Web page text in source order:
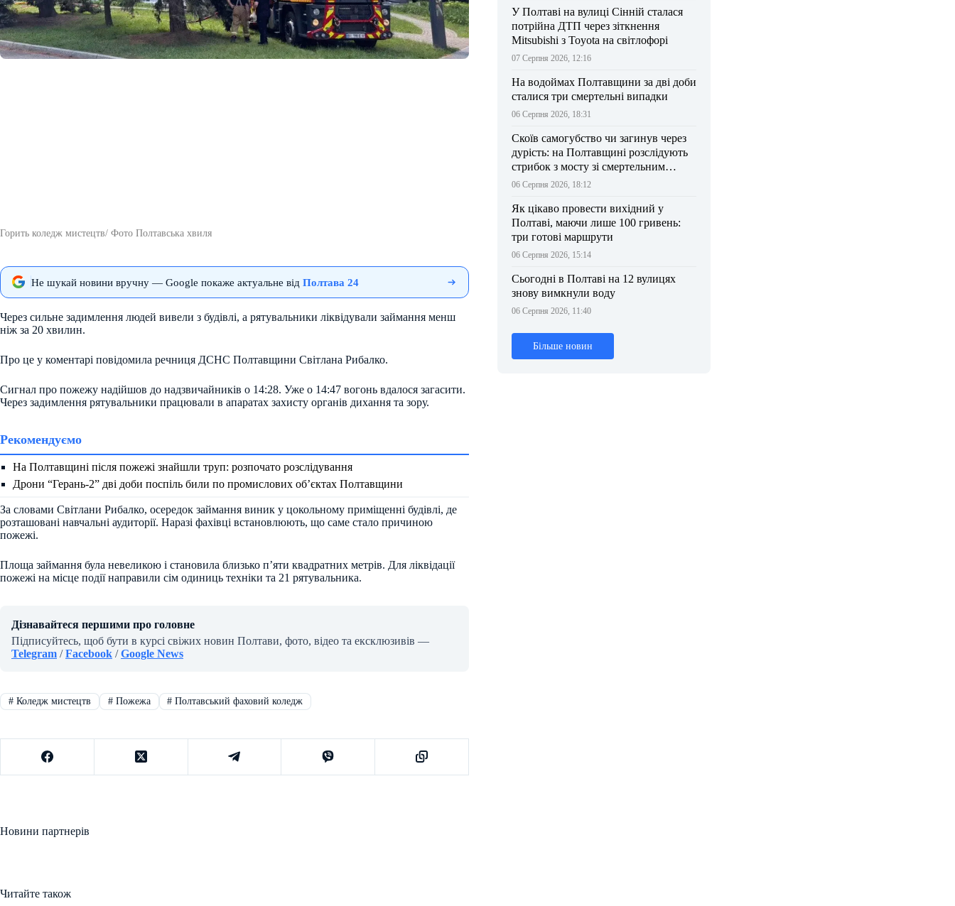
Горить коледж мистецтв/ Фото Полтавська хвиля
Не шукай новини вручну — Google покаже актуальне від Полтава 24
Через сильне задимлення людей вивели з будівлі, а рятувальники ліквідували займання менш
ніж за 20 хвилин.
Про це у коментарі повідомила речниця ДСНС Полтавщини Світлана Рибалко.
Сигнал про пожежу надійшов до надзвичайників о 14:28. Уже о 14:47 вогонь вдалося загасити.
Через задимлення рятувальники працювали в апаратах захисту органів дихання та зору.
Рекомендуємо
На Полтавщині після пожежі знайшли труп: розпочато розслідування
Дрони “Герань-2” дві доби поспіль били по промислових об’єктах Полтавщини
За словами Світлани Рибалко, осередок займання виник у цокольному приміщенні будівлі, де
розташовані навчальні аудиторії. Наразі фахівці встановлюють, що саме стало причиною
пожежі.
Площа займання була невеликою і становила близько п’яти квадратних метрів. Для ліквідації
пожежі на місце події направили сім одиниць техніки та 21 рятувальника.
Дізнавайтеся першими про головне
Підписуйтесь, щоб бути в курсі свіжих новин Полтави, фото, відео та ексклюзивів —
Telegram /Facebook /Google News
#Коледж мистецтв #Пожежа # Полтавський фаховий коледж
Новини партнерів
Читайте також
У Полтаві на вулиці Сінній сталася
потрійна ДТП через зіткнення
Mitsubishi з Toyota на світлофорі
07 Серпня 2026, 12:16
На водоймах Полтавщини за дві доби
сталися три смертельні випадки
06 Серпня 2026, 18:31
Скоїв самогубство чи загинув через
дурість: на Полтавщині розслідують
стрибок з мосту зі смертельним
результатом
06 Серпня 2026, 18:12
Як цікаво провести вихідний у
Полтаві, маючи лише 100 гривень:
три готові маршрути
06 Серпня 2026, 15:14
Сьогодні в Полтаві на 12 вулицях
знову вимкнули воду
06 Серпня 2026, 11:40
Більше новин